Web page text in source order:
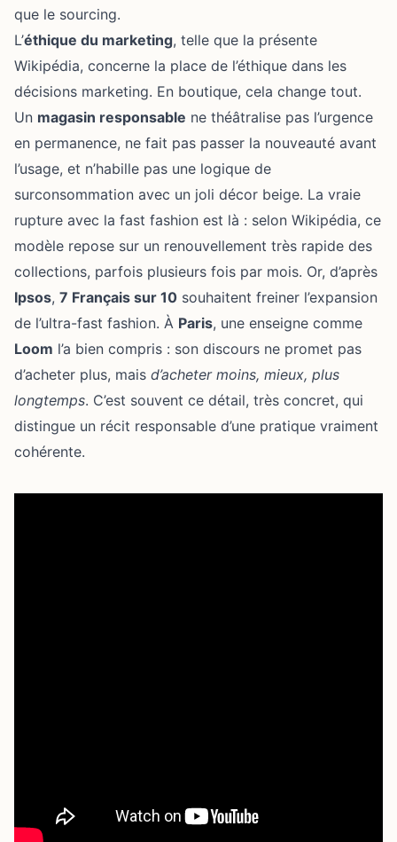
que le sourcing.
L’éthique du marketing, telle que la présente
Wikipédia, concerne la place de l’éthique dans les
décisions marketing. En boutique, cela change tout.
Un magasin responsable ne théâtralise pas l’urgence
en permanence, ne fait pas passer la nouveauté avant
l’usage, et n’habille pas une logique de
surconsommation avec un joli décor beige. La vraie
rupture avec la fast fashion est là : selon Wikipédia, ce
modèle repose sur un renouvellement très rapide des
collections, parfois plusieurs fois par mois. Or, d’après
Ipsos, 7 Français sur 10 souhaitent freiner l’expansion
de l’ultra-fast fashion. À Paris, une enseigne comme
Loom l’a bien compris : son discours ne promet pas
d’acheter plus, mais d’acheter moins, mieux, plus
longtemps. C’est souvent ce détail, très concret, qui
distingue un récit responsable d’une pratique vraiment
cohérente.